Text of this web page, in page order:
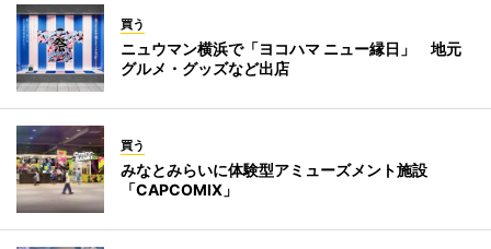
買う
ニュウマン横浜で「ヨコハマ ニュー縁日」 地元
グルメ・グッズなど出店
買う
みなとみらいに体験型アミューズメント施設
「CAPCOMIX」